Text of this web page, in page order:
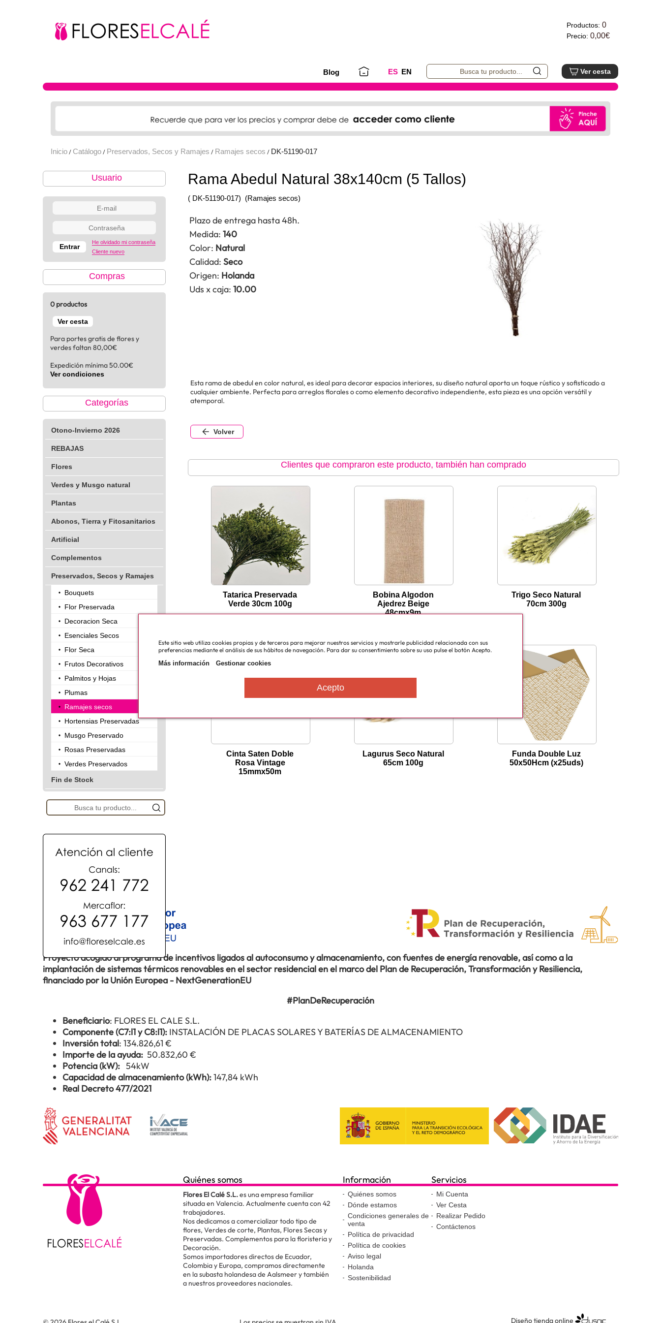
Productos: 0
Precio: 0,00€
Blog ES EN Ver cesta
Inicio / Catálogo / Preservados, Secos y Ramajes / Ramajes secos / DK-51190-017
Usuario
He olvidado mi contraseña
Cliente nuevo
Compras
0 productos
Ver cesta
Para portes gratis de flores y
verdes faltan 80,00€
Expedición mínima 50.00€
Ver condiciones
Categorías
Otono-Invierno 2026
REBAJAS
Flores
Verdes y Musgo natural
Plantas
Abonos, Tierra y Fitosanitarios
Artificial
Complementos
Preservados, Secos y Ramajes
Bouquets
Flor Preservada
Decoracion Seca
Esenciales Secos
Flor Seca
Frutos Decorativos
Palmitos y Hojas
Plumas
Ramajes secos
Hortensias Preservadas
Musgo Preservado
Rosas Preservadas
Verdes Preservados
Fin de Stock
Rama Abedul Natural 38x140cm (5 Tallos)
( DK-51190-017) (Ramajes secos)
Plazo de entrega hasta 48h.
Medida: 140
Color: Natural
Calidad: Seco
Origen: Holanda
Uds x caja: 10.00
Esta rama de abedul en color natural, es ideal para decorar espacios interiores, su diseño natural aporta un toque rústico y sofisticado a
cualquier ambiente. Perfecta para arreglos florales o como elemento decorativo independiente, esta pieza es una opción versátil y
atemporal.
Volver
Clientes que compraron este producto, también han comprado
Tatarica Preservada
Verde 30cm 100g
Bobina Algodon
Ajedrez Beige
48cmx9m
Trigo Seco Natural
70cm 300g
Cinta Saten Doble
Rosa Vintage
15mmx50m
Lagurus Seco Natural
65cm 100g
Funda Double Luz
50x50Hcm (x25uds)
Proyecto acogido al programa de incentivos ligados al autoconsumo y almacenamiento, con fuentes de energía renovable, así como a la
implantación de sistemas térmicos renovables en el sector residencial en el marco del Plan de Recuperación, Transformación y Resiliencia,
financiado por la Unión Europea - NextGenerationEU
#PlanDeRecuperación
Beneficiario: FLORES EL CALE S.L.
Componente (C7:l1 y C8:l1): INSTALACIÓN DE PLACAS SOLARES Y BATERÍAS DE ALMACENAMIENTO
Inversión total: 134.826,61 €
Importe de la ayuda: 50.832,60 €
Potencia (kW): 54kW
Capacidad de almacenamiento (kWh):147,84 kWh
Real Decreto 477/2021
Quiénes somos
Flores El Calé S.L.es una empresa familiar
situada en Valencia. Actualmente cuenta con 42
trabajadores.
Nos dedicamos a comercializar todo tipo de
flores, Verdes de corte, Plantas, Flores Secas y
Preservadas. Complementos para la floristeria y
Decoración.
Somos importadores directos de Ecuador,
Colombia y Europa, compramos directamente
en la subasta holandesa de Aalsmeer y también
a nuestros proveedores nacionales.
Información
Quiénes somos
Dónde estamos
Condiciones generales de
venta
Política de privacidad
Política de cookies
Aviso legal
Holanda
Sostenibilidad
Servicios
Mi Cuenta
Ver Cesta
Realizar Pedido
Contáctenos
Diseño tienda online
Este sitio web utiliza cookies propias y de terceros para mejorar nuestros servicios y mostrarle publicidad relacionada con sus
preferencias mediante el análisis de sus hábitos de navegación. Para dar su consentimiento sobre su uso pulse el botón Acepto.
Más información
Gestionar cookies